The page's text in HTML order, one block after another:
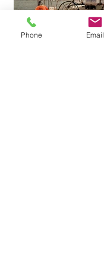
Phone Email